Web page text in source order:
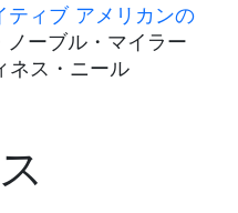
ティブ アメリカンの
ーブル・マイラー
ネス・ニール